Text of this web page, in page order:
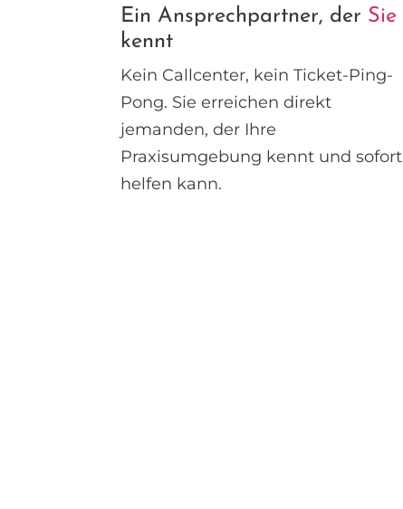
Ein Ansprechpartner, der Sie
kennt
Kein Callcenter, kein Ticket-Ping-
Pong. Sie erreichen direkt
jemanden, der Ihre
Praxisumgebung kennt und sofort
helfen kann.